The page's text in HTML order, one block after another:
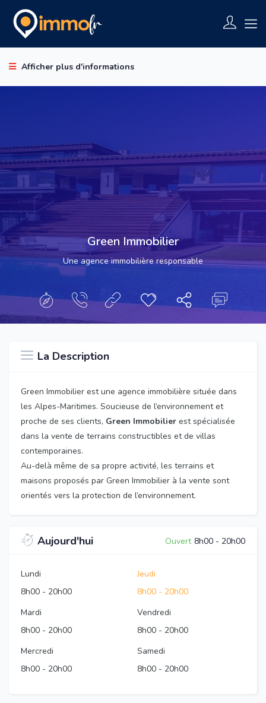
Afficher plus d'informations
Green Immobilier
Une agence immobilière responsable
La Description
Green Immobilier est une agence immobilière située dans
les Alpes-Maritimes. Soucieuse de l’environnement et
proche de ses clients, Green Immobilier est spécialisée
dans la vente de terrains constructibles et de villas
contemporaines.
Au-delà même de sa propre activité, les terrains et
maisons proposés par Green Immobilier à la vente sont
orientés vers la protection de l’environnement.
Aujourd'hui Ouvert 8h00 - 20h00
Lundi
8h00 - 20h00
Mardi
8h00 - 20h00
Mercredi
8h00 - 20h00
Jeudi
8h00 - 20h00
Vendredi
8h00 - 20h00
Samedi
8h00 - 20h00